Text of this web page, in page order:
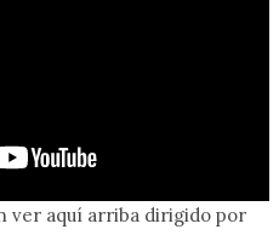
ver aquí arriba dirigido por